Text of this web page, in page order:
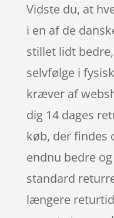
Vidste du, at
i en af de
stillet lidt
selvfølge i
kræver af
dig 14 dages
køb, der findes
endnu bedre
standard
længere